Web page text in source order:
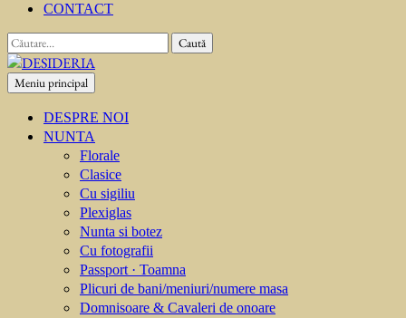
CONTACT
Caută
după:
DESIDERIA
Creator de invitati
Meniu principal
DESPRE NOI
NUNTA
Florale
Clasice
Cu sigiliu
Plexiglas
Nunta si botez
Cu fotografii
Passport · Toamna
Plicuri de bani/meniuri/numere masa
Domnisoare & Cavaleri de onoare